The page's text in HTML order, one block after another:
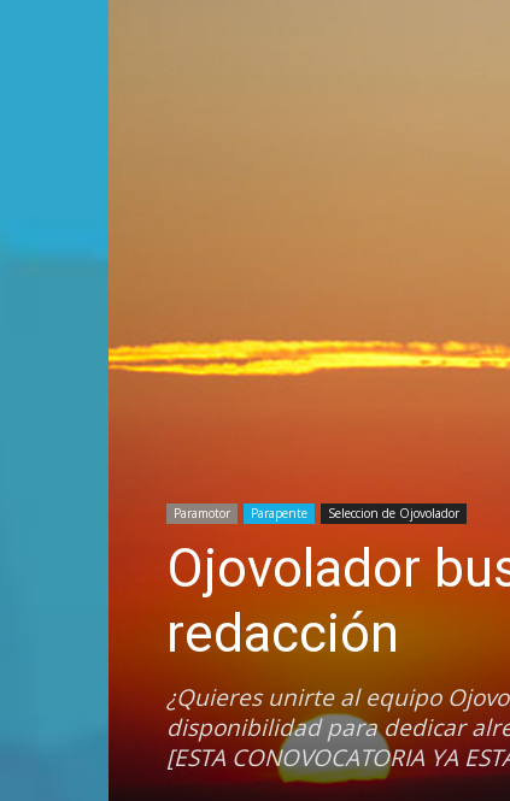
Paramotor Parapente Seleccion de Ojovolador
Ojovolador
redacción
¿Quieres unirte al equipo
disponibilidad para dedicar
[ESTA CONOVOCATORIA YA